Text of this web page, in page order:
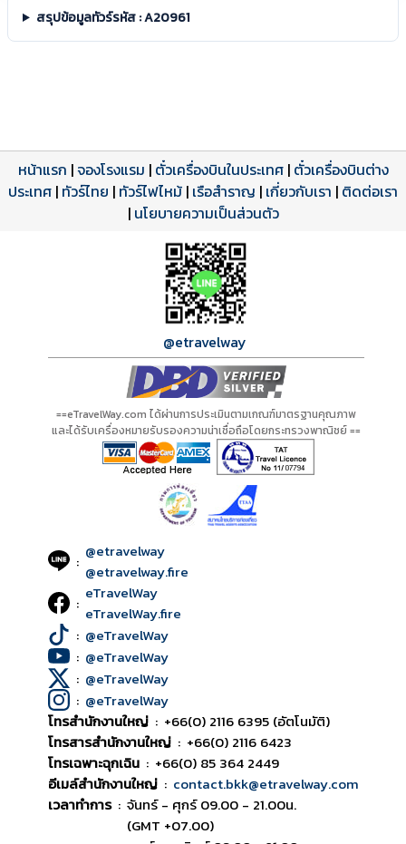
สรุปข้อมูลทัวร์รหัส : A20961
โปรแกรมทัวร์
ดาวน์โหลด PDF
รีวิวลูกค้าจริง
รีวิวจาก eTravelWay
เปิดหน้าเต็ม
ใบอนุญาตนำเที่ยว
เลขที่ 11/11450
เปิดหน้าเต็ม
หน้าแรก |จองโรงแรม | ตั๋วเครื่องบินในประเทศ| ตั๋วเครื่องบินต่าง
ประเทศ | ทัวร์ไทย | ทัวร์ไฟไหม้ | เรือสำราญ | เกี่ยวกับเรา | ติดต่อเรา
| นโยบายความเป็นส่วนตัว
@etravelway
==eTravelWay.com ได้ผ่านการประเมินตามเกณฑ์มาตรฐานคุณภาพ
และได้รับเครื่องหมายรับรองความน่าเชื่อถือโดยกระทรวงพาณิชย์ ==
: @etravelway
@etravelway.fire
: eTravelWay
eTravelWay.fire
: @eTravelWay
: @eTravelWay
: @eTravelWay
: @eTravelWay
โทรสำนักงานใหญ่ : +66(0) 2116 6395 (อัตโนมัติ)
โทรสารสำนักงานใหญ่ : +66(0) 2116 6423
โทรเฉพาะฉุกเฉิน : +66(0) 85 364 2449
อีเมล์สำนักงานใหญ่ : contact.bkk@etravelway.com
เวลาทำการ : จันทร์ - ศุกร์ 09.00 - 21.00น.
(GMT +07.00)